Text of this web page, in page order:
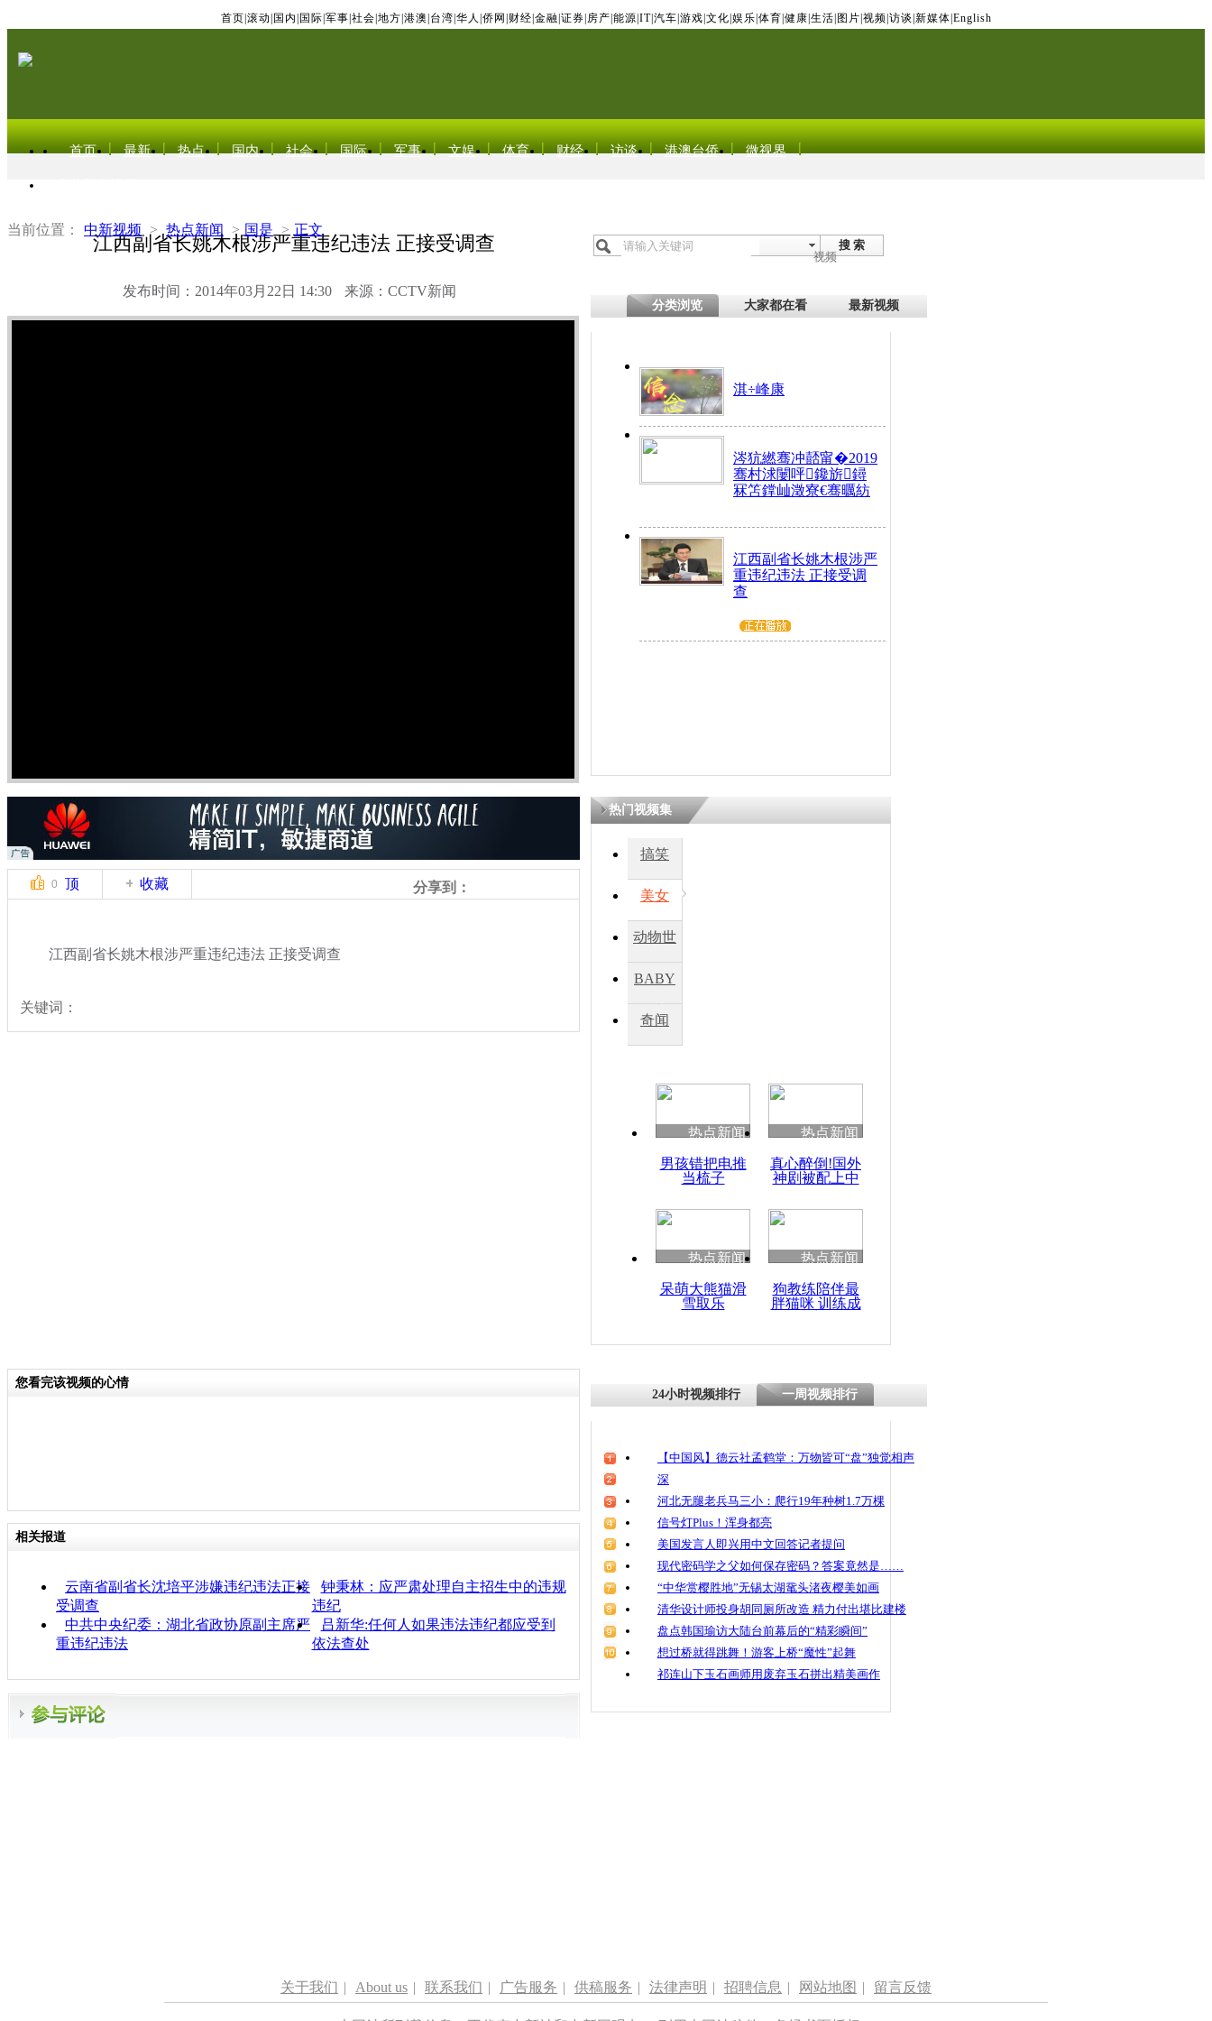
首页 滚动 国内 国际 军事 社会 地方 港澳 台湾 华人 侨网 财经 金融 证券 房产 能源 IT| 汽车 游戏 文化 娱乐 体育 健康 生活 图片 视频 访谈 新媒体 English
首页 最新 热点 国内 社会 国际 军事 文娱 体育 财经 访谈 港澳台侨 微视界
当前位置： 中新视频 > 热点新闻 > 国是 > 正文
江西副省长姚木根涉严重违纪违法 正接受调查
发布时间：2014年03月22日 14:30 来源：CCTV新闻
搜 索
视频
分类浏览 大家都在看 最新视频
淇÷峰康
涔犺繎骞冲嚭甯�2019
骞村浗闄呯鑱旂鐞
冧笘鐣屾澂寮€骞曞紡
江西副省长姚木根涉严
重违纪违法 正接受调
查
0 顶 收藏 分享到：
江西副省长姚木根涉严重违纪违法 正接受调查
关键词：
热门视频集
搞笑
美女
动物世
BABY
秀
奇闻
热点新闻
男孩错把电推
当梳子
热点新闻
真心醉倒!国外
神剧被配上中
热点新闻
呆萌大熊猫滑
雪取乐
热点新闻
狗教练陪伴最
胖猫咪 训练成
您看完该视频的心情
相关报道
云南省副省长沈培平涉嫌违纪违法正接
受调查
钟秉林：应严肃处理自主招生中的违规
违纪
中共中央纪委：湖北省政协原副主席严
重违纪违法
吕新华:任何人如果违法违纪都应受到
依法查处
24小时视频排行 一周视频排行
【中国风】德云社孟鹤堂：万物皆可“盘”独觉相声
深
河北无腿老兵马三小：爬行19年种树1.7万棵
信号灯Plus！浑身都亮
美国发言人即兴用中文回答记者提问
现代密码学之父如何保存密码？答案竟然是……
“中华赏樱胜地”无锡太湖鼋头渚夜樱美如画
清华设计师投身胡同厕所改造 精力付出堪比建楼
盘点韩国瑜访大陆台前幕后的“精彩瞬间”
想过桥就得跳舞！游客上桥“魔性”起舞
祁连山下玉石画师用废弃玉石拼出精美画作
关于我们 | About us | 联系我们 | 广告服务 | 供稿服务 | 法律声明 | 招聘信息 | 网站地图 | 留言反馈